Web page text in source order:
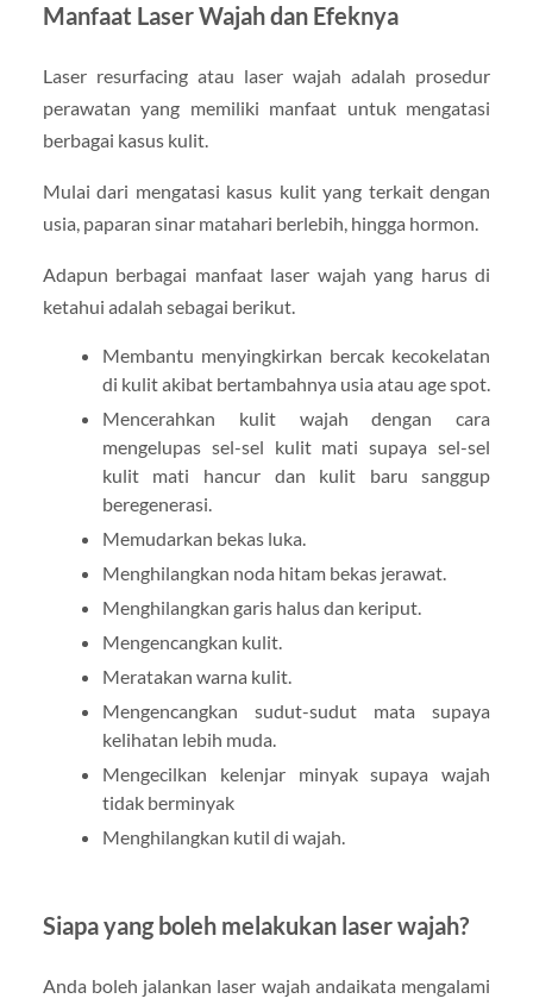
Manfaat Laser Wajah dan Efeknya
Laser resurfacing atau laser wajah adalah prosedur
perawatan yang memiliki manfaat untuk mengatasi
berbagai kasus kulit.
Mulai dari mengatasi kasus kulit yang terkait dengan
usia, paparan sinar matahari berlebih, hingga hormon.
Adapun berbagai manfaat laser wajah yang harus di
ketahui adalah sebagai berikut.
Membantu menyingkirkan bercak kecokelatan
di kulit akibat bertambahnya usia atau age spot.
Mencerahkan kulit wajah dengan cara
mengelupas sel-sel kulit mati supaya sel-sel
kulit mati hancur dan kulit baru sanggup
beregenerasi.
Memudarkan bekas luka.
Menghilangkan noda hitam bekas jerawat.
Menghilangkan garis halus dan keriput.
Mengencangkan kulit.
Meratakan warna kulit.
Mengencangkan sudut-sudut mata supaya
kelihatan lebih muda.
Mengecilkan kelenjar minyak supaya wajah
tidak berminyak
Menghilangkan kutil di wajah.
Siapa yang boleh melakukan laser wajah?
Anda boleh jalankan laser wajah andaikata mengalami